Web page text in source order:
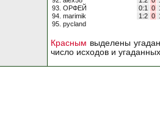
93. ОРФЕЙ
0:1 0
94. marimik
1:2 0
95. русland
Красным выделены
число исходов и